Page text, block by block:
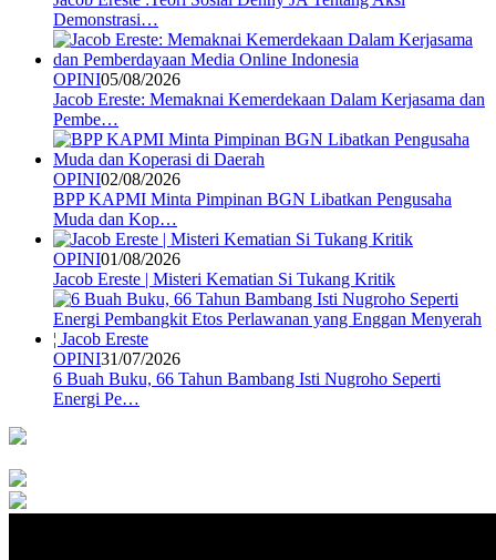
Demonstrasi…
OPINI05/08/2026
Jacob Ereste: Memaknai Kemerdekaan Dalam Kerjasama dan
Pembe…
OPINI02/08/2026
BPP KAPMI Minta Pimpinan BGN Libatkan Pengusaha
Muda dan Kop…
OPINI01/08/2026
Jacob Ereste | Misteri Kematian Si Tukang Kritik
OPINI31/07/2026
6 Buah Buku, 66 Tahun Bambang Isti Nugroho Seperti
Energi Pe…